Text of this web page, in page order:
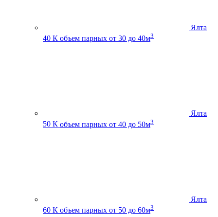
Ялта
40 К объем парных от 30 до 40м3
Ялта
50 К объем парных от 40 до 50м3
Ялта
60 К объем парных от 50 до 60м3